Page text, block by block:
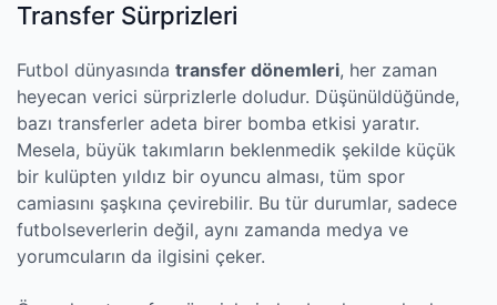
Transfer Sürprizleri
Futbol dünyasında transfer dönemleri, her zaman
heyecan verici sürprizlerle doludur. Düşünüldüğünde,
bazı transferler adeta birer bomba etkisi yaratır.
Mesela, büyük takımların beklenmedik şekilde küçük
bir kulüpten yıldız bir oyuncu alması, tüm spor
camiasını şaşkına çevirebilir. Bu tür durumlar, sadece
futbolseverlerin değil, aynı zamanda medya ve
yorumcuların da ilgisini çeker.